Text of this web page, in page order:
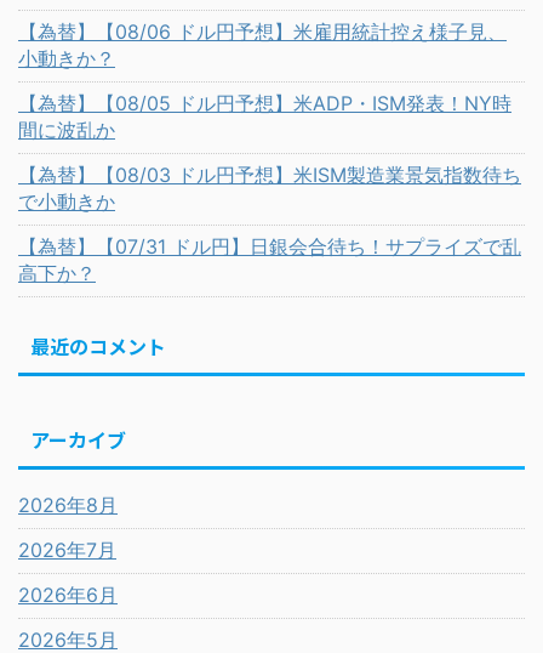
【為替】【08/06 ドル円予想】米雇用統計控え様子見、
小動きか？
【為替】【08/05 ドル円予想】米ADP・ISM発表！NY時
間に波乱か
【為替】【08/03 ドル円予想】米ISM製造業景気指数待ち
で小動きか
【為替】【07/31 ドル円】日銀会合待ち！サプライズで乱
高下か？
最近のコメント
アーカイブ
2026年8月
2026年7月
2026年6月
2026年5月